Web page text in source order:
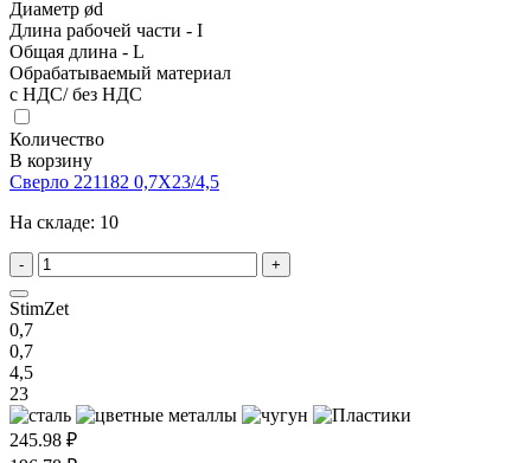
Диаметр ød
Длина рабочей части - I
Общая длина - L
Обрабатываемый материал
с НДС/ без НДС
Количество
В корзину
Сверло 221182 0,7X23/4,5
На складе: 10
- +
StimZet
0,7
0,7
4,5
23
245.98 ₽